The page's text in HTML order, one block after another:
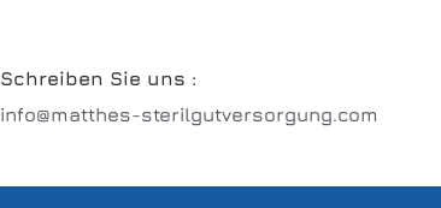
Schreiben Sie uns :
info@matthes-sterilgutversorgung.com